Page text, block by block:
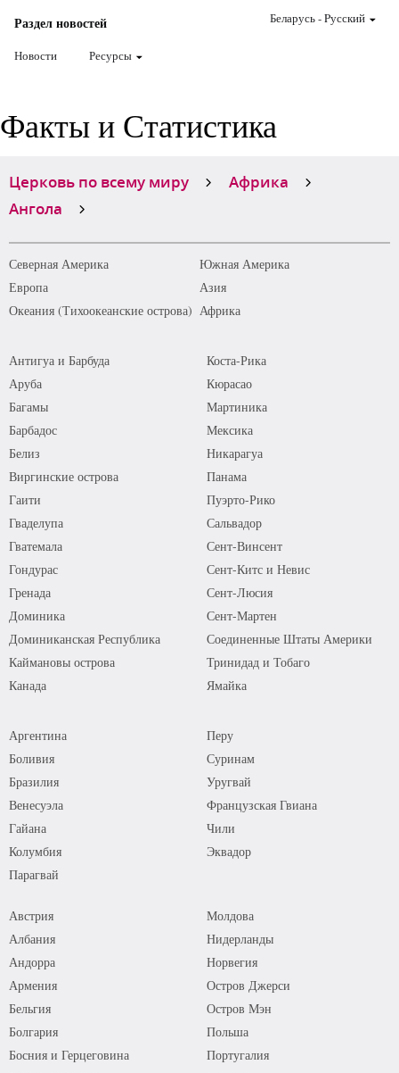
Раздел новостей
Новости Ресурсы
Беларусь-Pусский
Факты и Статистика
Церковь по всему миру
Африка
Ангола
Северная Америка
Южная Америка
Европа
Азия
Океания (Тихоокеанские острова) Африка
Антигуа и Барбуда
Аруба
Багамы
Барбадос
Белиз
Виргинские острова
Гаити
Гваделупа
Гватемала
Гондурас
Гренада
Доминика
Доминиканская Республика
Каймановы острова
Канада
Коста-Рика
Кюрасао
Мартиника
Мексика
Никарагуа
Панама
Пуэрто-Рико
Сальвадор
Сент-Винсент
Сент-Китс и Невис
Сент-Люсия
Сент-Мартен
Соединенные Штаты Америки
Тринидад и Тобаго
Ямайка
Аргентина
Боливия
Бразилия
Венесуэла
Гайана
Колумбия
Парагвай
Перу
Суринам
Уругвай
Французская Гвиана
Чили
Эквадор
Австрия
Албания
Андорра
Армения
Бельгия
Болгария
Босния и Герцеговина
Молдова
Нидерланды
Норвегия
Остров Джерси
Остров Мэн
Польша
Португалия